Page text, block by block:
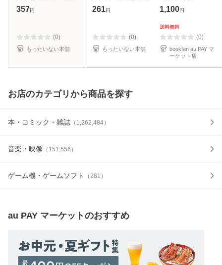
音コミックス） /
ール便送料無料】
357円
(0)
もったいない本舗
[文庫]【メール便送
261円
(0)
もったいない本舗
1,100円
送料無料
(0)
bookfan au PAY マ
ーケット店
お店のカテゴリから商品を探す
本・コミック・雑誌 （ 1,262,484）
音楽・映像 （ 151,556 ）
ゲーム機・ゲームソフト （281 ）
au PAY マーケットのおすすめ